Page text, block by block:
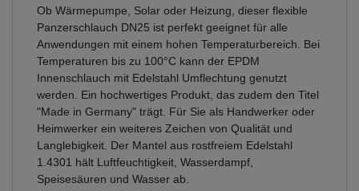
Ob Wärmepumpe, Solar oder Heizung, dieser flexible
Panzerschlauch DN25 ist perfekt geeignet für alle
Anwendungen mit einem hohen Temperaturbereich. Bei
Temperaturen bis zu 100°C kann der EPDM
Innenschlauch mit Edelstahl Umflechtung genutzt
werden. Ein hochwertiges Produkt, das zudem den Titel
"Made in Germany" trägt. Für Sie als Handwerker oder
Heimwerker ein weiteres Zeichen von Qualität und
Langlebigkeit. Der Mantel aus rostfreiem Edelstahl
1.4301 hält Luftfeuchtigkeit, Wasserdampf,
Speisesäuren und Wasser ab.